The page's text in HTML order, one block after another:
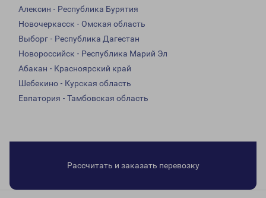
Алексин - Республика Бурятия
Новочеркасск - Омская область
Выборг - Республика Дагестан
Новороссийск - Республика Марий Эл
Абакан - Красноярский край
Шебекино - Курская область
Евпатория - Тамбовская область
Рассчитать и заказать перевозку